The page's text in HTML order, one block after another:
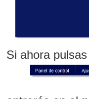
Si ahora